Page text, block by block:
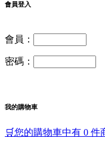
會員登入
會員：
密碼：
我的購物車
🛒您的購物車中有 0 件